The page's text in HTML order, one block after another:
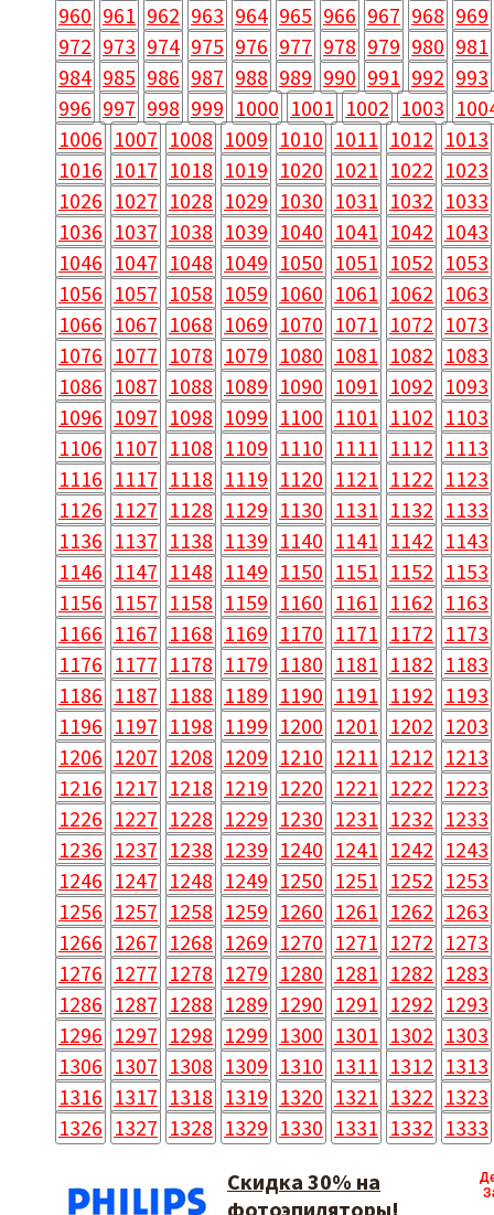
960 961 962 963 964 965 966 967 968 969
972 973 974 975 976 977 978 979 980 981
984 985 986 987 988 989 990 991 992 993
996 997 998 999 1000 1001 1002 1003
1006 1007 1008 1009 1010 1011 1012 1013
1016 1017 1018 1019 1020 1021 1022 1023
1026 1027 1028 1029 1030 1031 1032 1033
1036 1037 1038 1039 1040 1041 1042 1043
1046 1047 1048 1049 1050 1051 1052 1053
1056 1057 1058 1059 1060 1061 1062 1063
1066 1067 1068 1069 1070 1071 1072 1073
1076 1077 1078 1079 1080 1081 1082 1083
1086 1087 1088 1089 1090 1091 1092 1093
1096 1097 1098 1099 1100 1101 1102 1103
1106 1107 1108 1109 1110 1111 1112 1113
1116 1117 1118 1119 1120 1121 1122 1123
1126 1127 1128 1129 1130 1131 1132 1133
1136 1137 1138 1139 1140 1141 1142 1143
1146 1147 1148 1149 1150 1151 1152 1153
1156 1157 1158 1159 1160 1161 1162 1163
1166 1167 1168 1169 1170 1171 1172 1173
1176 1177 1178 1179 1180 1181 1182 1183
1186 1187 1188 1189 1190 1191 1192 1193
1196 1197 1198 1199 1200 1201 1202 1203
1206 1207 1208 1209 1210 1211 1212 1213
1216 1217 1218 1219 1220 1221 1222 1223
1226 1227 1228 1229 1230 1231 1232 1233
1236 1237 1238 1239 1240 1241 1242 1243
1246 1247 1248 1249 1250 1251 1252 1253
1256 1257 1258 1259 1260 1261 1262 1263
1266 1267 1268 1269 1270 1271 1272 1273
1276 1277 1278 1279 1280 1281 1282 1283
1286 1287 1288 1289 1290 1291 1292 1293
1296 1297 1298 1299 1300 1301 1302 1303
1306 1307 1308 1309 1310 1311 1312 1313
1316 1317 1318 1319 1320 1321 1322 1323
1326 1327 1328 1329 1330 1331 1332 1333
Скидка 30% на
фотоэпиляторы!